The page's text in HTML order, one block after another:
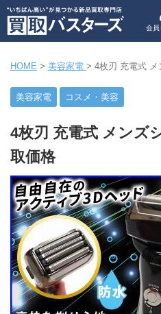
会員
HOME > 美容家電 > 4枚刃 充電式 メ
美容家電 コスメ・美容
4枚刃 充電式 メンズ
取価格